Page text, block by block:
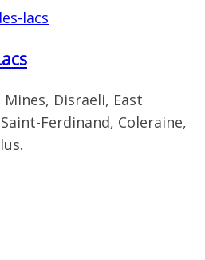
Disraeli, East
Ferdinand, Coleraine,